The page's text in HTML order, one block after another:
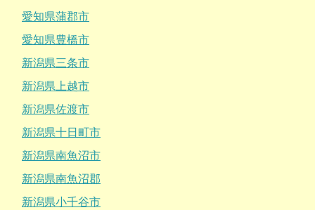
愛知県蒲郡市
愛知県豊橋市
新潟県三条市
新潟県上越市
新潟県佐渡市
新潟県十日町市
新潟県南魚沼市
新潟県南魚沼郡
新潟県小千谷市